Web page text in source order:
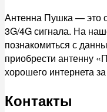
Антенна Пушка — это
3G/4G сигнала. На
познакомиться с
приобрести антенну
хорошего интернета
Контакты